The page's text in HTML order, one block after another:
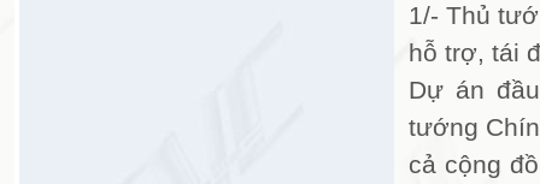
1/- Thủ
hỗ trợ, tái
Dự án
tướng
cả cộng